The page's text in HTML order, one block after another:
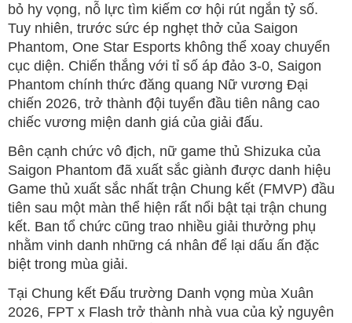
bỏ hy vọng, nỗ lực tìm kiếm cơ hội rút ngắn tỷ số.
Tuy nhiên, trước sức ép nghẹt thở của Saigon
Phantom, One Star Esports không thể xoay chuyển
cục diện. Chiến thắng với tỉ số áp đảo 3-0, Saigon
Phantom chính thức đăng quang Nữ vương Đại
chiến 2026, trở thành đội tuyển đầu tiên nâng cao
chiếc vương miện danh giá của giải đấu.
Bên cạnh chức vô địch, nữ game thủ Shizuka của
Saigon Phantom đã xuất sắc giành được danh hiệu
Game thủ xuất sắc nhất trận Chung kết (FMVP) đầu
tiên sau một màn thể hiện rất nổi bật tại trận chung
kết. Ban tổ chức cũng trao nhiều giải thưởng phụ
nhằm vinh danh những cá nhân để lại dấu ấn đặc
biệt trong mùa giải.
Tại Chung kết Đấu trường Danh vọng mùa Xuân
2026, FPT x Flash trở thành nhà vua của kỷ nguyên